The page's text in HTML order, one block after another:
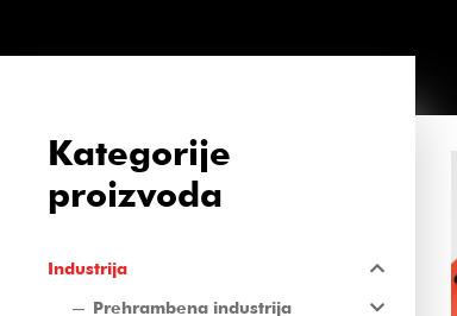
Kategorije
proizvoda
Industrija
Prehrambena industrija